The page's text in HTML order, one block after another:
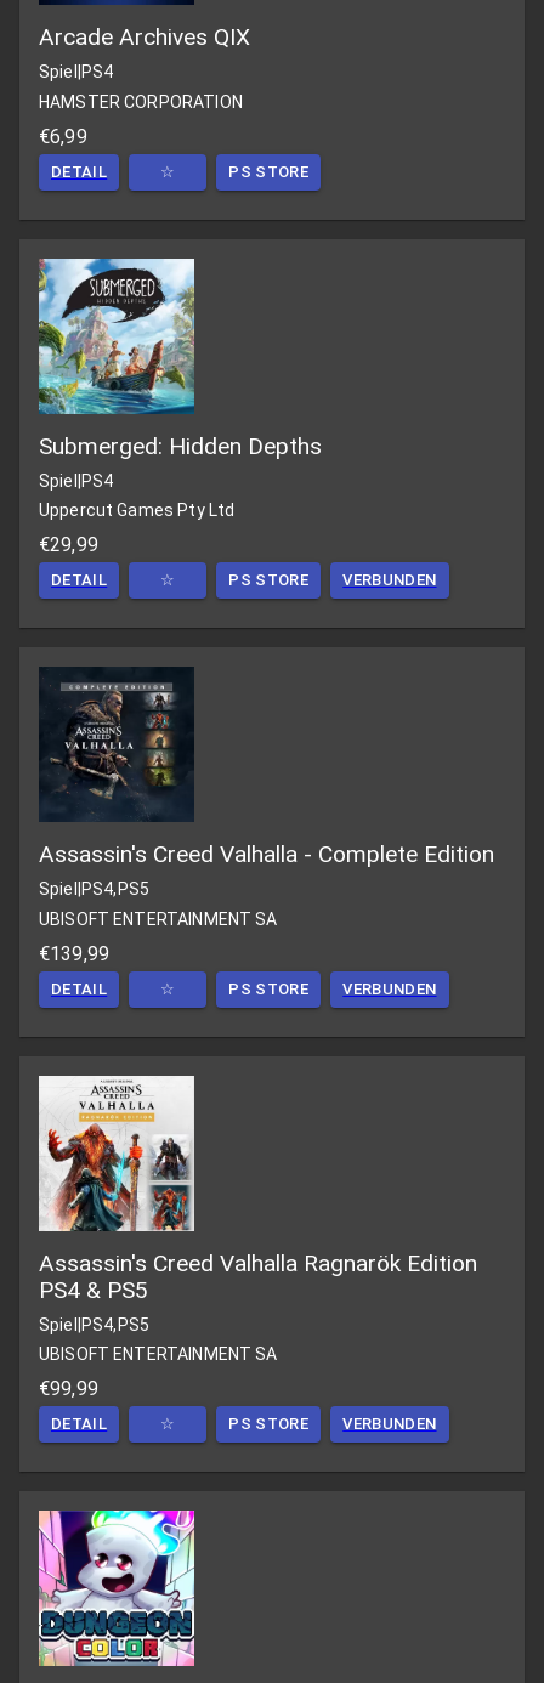
Arcade Archives QIX
Spiel
PS4
HAMSTER CORPORATION
€6,99
DETAIL ☆ PS STORE
Submerged: Hidden Depths
Spiel|PS4
Uppercut Games Pty Ltd
€29,99
DETAIL ☆ PS STORE VERBUNDEN
Assassin's Creed Valhalla - Complete Edition
Spiel
PS4,PS5
UBISOFT ENTERTAINMENT SA
€139,99
DETAIL ☆ PS STORE VERBUNDEN
Assassin's Creed Valhalla Ragnarök Edition
PS4 & PS5
Spiel|PS4,PS5
UBISOFT ENTERTAINMENT SA
€99,99
DETAIL ☆ PS STORE VERBUNDEN